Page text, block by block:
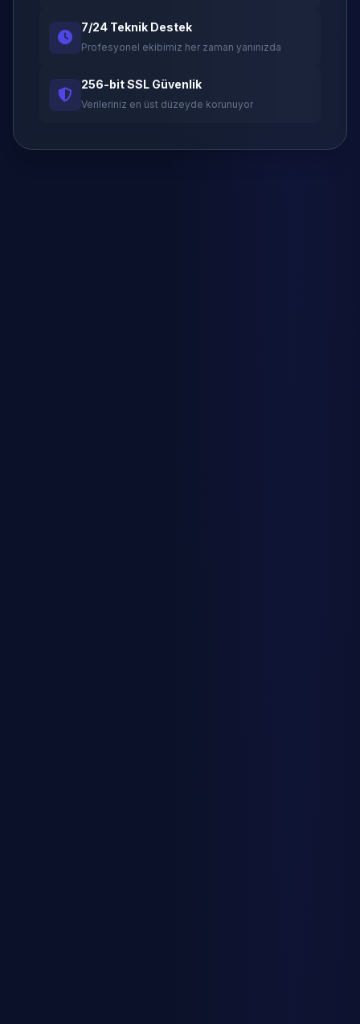
7/24 Teknik Destek
Profesyonel ekibimiz her zaman yanınızda
256-bit SSL Güvenlik
Verileriniz en üst düzeyde korunuyor